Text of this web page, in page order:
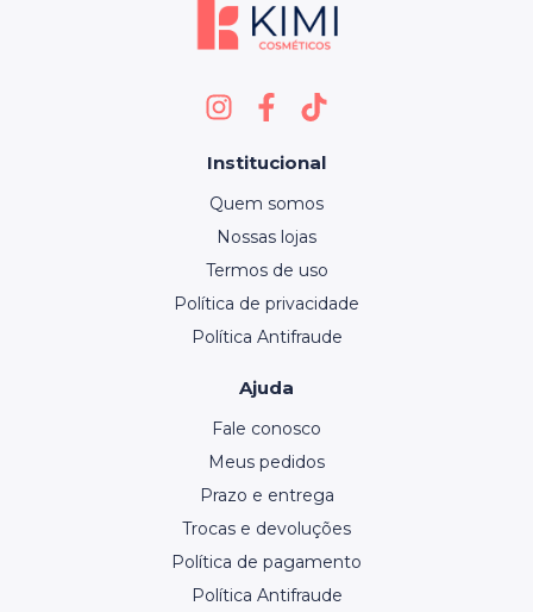
Institucional
Quem somos
Nossas lojas
Termos de uso
Política de privacidade
Política Antifraude
Ajuda
Fale conosco
Meus pedidos
Prazo e entrega
Trocas e devoluções
Política de pagamento
Política Antifraude